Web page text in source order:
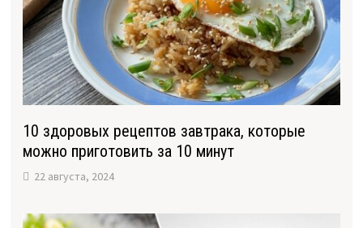
10 здоровых рецептов завтрака, которые
можно приготовить за 10 минут
22 августа, 2024